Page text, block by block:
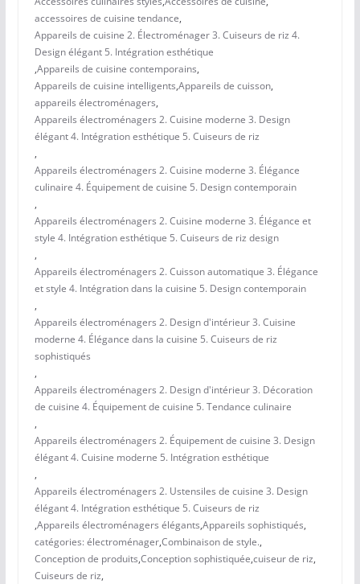
accessoires de cuisine tendance,
Appareils de cuisine 2. Électroménager 3. Cuiseurs de riz 4.
Design élégant 5. Intégration esthétique
,Appareils de cuisine contemporains,
Appareils de cuisine intelligents,Appareils de cuisson,
appareils électroménagers,
Appareils électroménagers 2. Cuisine moderne 3. Design
élégant 4. Intégration esthétique 5. Cuiseurs de riz
,
Appareils électroménagers 2. Cuisine moderne 3. Élégance
culinaire 4. Équipement de cuisine 5. Design contemporain
,
Appareils électroménagers 2. Cuisine moderne 3. Élégance et
style 4. Intégration esthétique 5. Cuiseurs de riz design
,
Appareils électroménagers 2. Cuisson automatique 3. Élégance
et style 4. Intégration dans la cuisine 5. Design contemporain
,
Appareils électroménagers 2. Design d'intérieur 3. Cuisine
moderne 4. Élégance dans la cuisine 5. Cuiseurs de riz
sophistiqués
,
Appareils électroménagers 2. Design d'intérieur 3. Décoration
de cuisine 4. Équipement de cuisine 5. Tendance culinaire
,
Appareils électroménagers 2. Équipement de cuisine 3. Design
élégant 4. Cuisine moderne 5. Intégration esthétique
,
Appareils électroménagers 2. Ustensiles de cuisine 3. Design
élégant 4. Intégration esthétique 5. Cuiseurs de riz
,Appareils électroménagers élégants,Appareils sophistiqués,
catégories: électroménager,Combinaison de style.,
Conception de produits,Conception sophistiquée,cuiseur de riz,
Cuiseurs de riz,